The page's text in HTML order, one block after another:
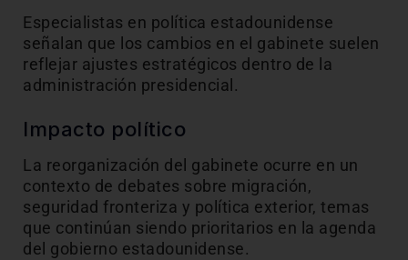
Especialistas en política estadounidense
señalan que los cambios en el gabinete suelen
reflejar ajustes estratégicos dentro de la
administración presidencial.
Impacto político
La reorganización del gabinete ocurre en un
contexto de debates sobre migración,
seguridad fronteriza y política exterior, temas
que continúan siendo prioritarios en la agenda
del gobierno estadounidense.